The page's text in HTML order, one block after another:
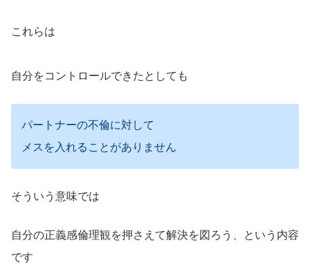
これらは
自分をコントロールできたとしても
パートナーの不倫に対して
メスを入れることがありません
そういう意味では
自分の正義感倫理観を押さえて解決を図ろう、という内容
です